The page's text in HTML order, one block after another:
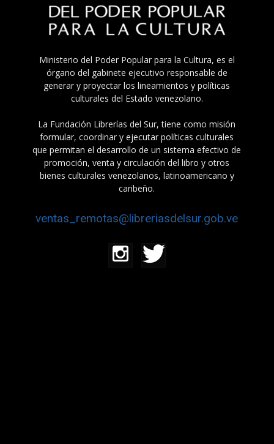
Ministerio del Poder Popular para la Cultura, es el
órgano del gabinete ejecutivo responsable de
generar y proyectar los lineamientos y políticas
culturales del Estado venezolano.
La Fundación Librerías del Sur, tiene como misión
formular, coordinar y ejecutar políticas culturales
que permitan el desarrollo de un sistema efectivo de
promoción, venta y circulación del libro y otros
bienes culturales venezolanos, latinoamericano y
caribeño.
ventas_remotas@libreriasdelsur.gob.ve